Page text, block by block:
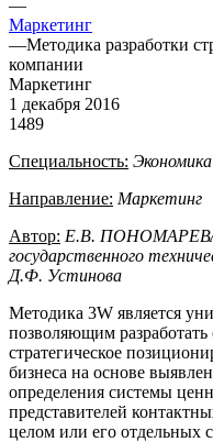
—
Маркетинг
—Методика разработки
компании
Маркетинг
1 декабря 2016
1489
Специальность:
Направление: Маркетинг
Автор: Е.В. ПОНОМАРЕВА,
государственного
Д.Ф. Устинова
Методика 3W является
позволяющим разработать
стратегическое
бизнеса на основе
определения системы
представителей
целом или его отдельных